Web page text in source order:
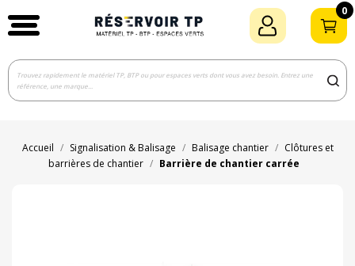
0
Accueil Signalisation & Balisage Balisage chantier
Clôtures et
barrières de chantier
Barrière de chantier carrée